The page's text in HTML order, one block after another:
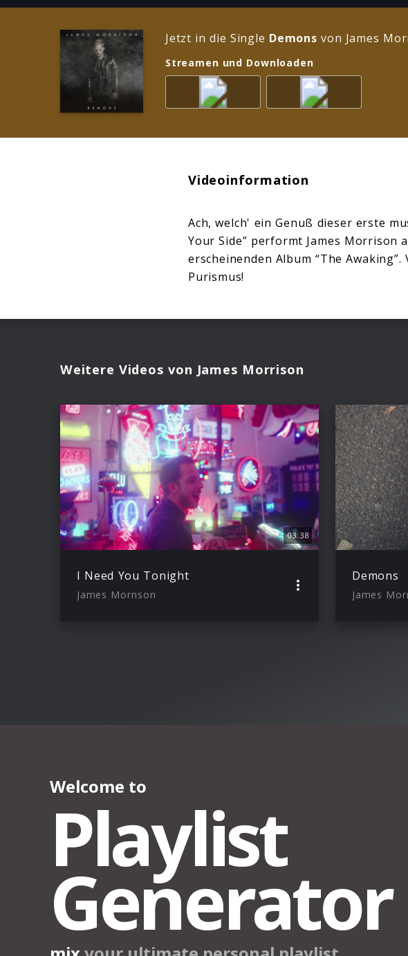
Jetzt in die Single Demons von James
Streamen und Downloaden
Videoinformation
Ach, welch' ein Genuß dieser erste
Your Side” performt James Morrison
erscheinenden Album “The
Purismus!
Weitere Videos von James Morrison
03:38
I Need You Tonight
James Morrison
Demons
James